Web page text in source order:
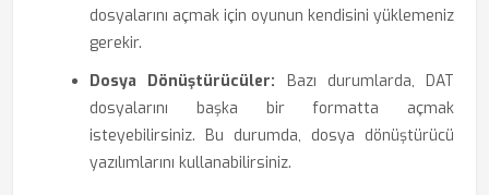
dosyalarını açmak için oyunun kendisini yüklemeniz
gerekir.
Dosya Dönüştürücüler: Bazı durumlarda, DAT
dosyalarını başka bir formatta açmak
isteyebilirsiniz. Bu durumda, dosya dönüştürücü
yazılımlarını kullanabilirsiniz.